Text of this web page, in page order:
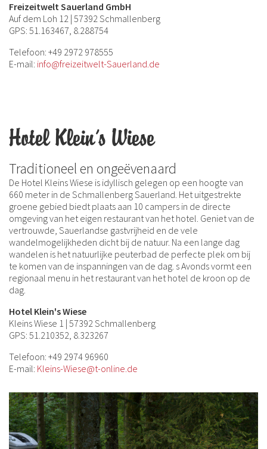
Freizeitwelt Sauerland GmbH
Auf dem Loh 12 | 57392 Schmallenberg
GPS: 51.163467, 8.288754
Telefoon: +49 2972 978555
E-mail: info@freizeitwelt-Sauerland.de
Hotel Klein's Wiese
Traditioneel en ongeëvenaard
De Hotel Kleins Wiese is idyllisch gelegen op een hoogte van
660 meter in de Schmallenberg Sauerland. Het uitgestrekte
groene gebied biedt plaats aan 10 campers in de directe
omgeving van het eigen restaurant van het hotel. Geniet van de
vertrouwde, Sauerlandse gastvrijheid en de vele
wandelmogelijkheden dicht bij de natuur. Na een lange dag
wandelen is het natuurlijke peuterbad de perfecte plek om bij
te komen van de inspanningen van de dag. s Avonds vormt een
regionaal menu in het restaurant van het hotel de kroon op de
dag.
Hotel Klein's Wiese
Kleins Wiese 1 | 57392 Schmallenberg
GPS: 51.210352, 8.323267
Telefoon: +49 2974 96960
E-mail: Kleins-Wiese@t-online.de